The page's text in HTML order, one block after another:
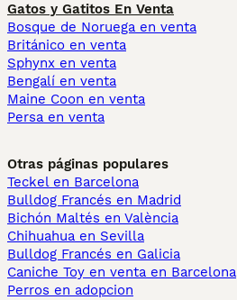
Gatos y Gatitos En Venta
Bosque de Noruega en venta
Británico en venta
Sphynx en venta
Bengalí en venta
Maine Coon en venta
Persa en venta
Otras páginas populares
Teckel en Barcelona
Bulldog Francés en Madrid
Bichón Maltés en València
Chihuahua en Sevilla
Bulldog Francés en Galicia
Caniche Toy en venta en Barcelona
Perros en adopcion